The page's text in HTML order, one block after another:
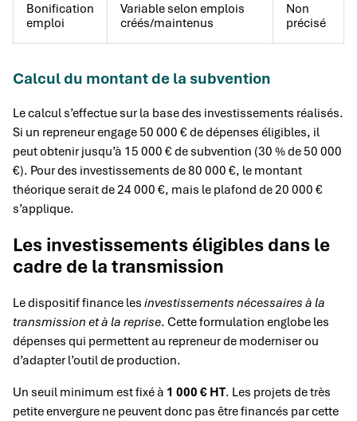
Bonification
emploi
Variable selon emplois
créés/maintenus
Non
précisé
Calcul du montant de la subvention
Le calcul s’effectue sur la base des investissements réalisés.
Si un repreneur engage 50 000 € de dépenses éligibles, il
peut obtenir jusqu’à 15 000 € de subvention (30 % de 50 000
€). Pour des investissements de 80 000 €, le montant
théorique serait de 24 000 €, mais le plafond de 20 000 €
s’applique.
Les investissements éligibles dans le
cadre de la transmission
Le dispositif finance les investissements nécessaires à la
transmission et à la reprise. Cette formulation englobe les
dépenses qui permettent au repreneur de moderniser ou
d’adapter l’outil de production.
Un seuil minimum est fixé à 1 000 € HT. Les projets de très
petite envergure ne peuvent donc pas être financés par cette